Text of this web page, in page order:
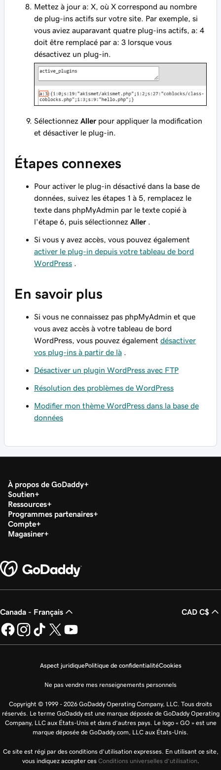
Mettez à jour a: X, où X correspond au nombre
de plug-ins actifs sur votre site. Par exemple, si
vous aviez auparavant quatre plug-ins actifs, a: 4
doit être remplacé par a: 3 lorsque vous
désactivez un plug-in.
Sélectionnez Aller pour appliquer la modification
et désactiver le plug-in.
Étapes connexes
Pour activer le plug-in désactivé dans la base de
données, suivez les étapes 1 à 5, remplacez le
texte dans phpMyAdmin par le texte copié à
l'étape 6, puis sélectionnez Aller
Si vous y avez accès, vous pouvez également
activer le plug-in depuis votre tableau de bord
WordPress
En savoir plus
Si vous ne connaissez pas phpMyAdmin et que
vous avez accès à votre tableau de bord
WordPress, vous pouvez également désactiver
vos plug-ins à partir de là
Désactiver un plugin WordPress avec FTP
Résolution des problèmes de WordPress
Modifier mon thème WordPress dans la base de
données
À propos de GoDaddy
Soutien
Ressources
Programmes partenaires
Compte
Magasiner
Canada - Français CAD C$
Aspect juridiquePolitique de confidentialitéCookies
Ne pas vendre mes renseignements personnels
Copyright © 1999 - 2026 GoDaddy Operating Company, LLC. Tous droits
réservés. Le terme GoDaddy est une marque déposée de GoDaddy Operating
Company, LLC aux États-Unis et dans d’autres pays. Le logo « GO » est une
marque déposée de GoDaddy.com, LLC aux États-Unis.
Ce site est régi par des conditions d’utilisation expresses. En utilisant ce site,
vous indiquez accepter ces Conditions universelles d’utilisation.